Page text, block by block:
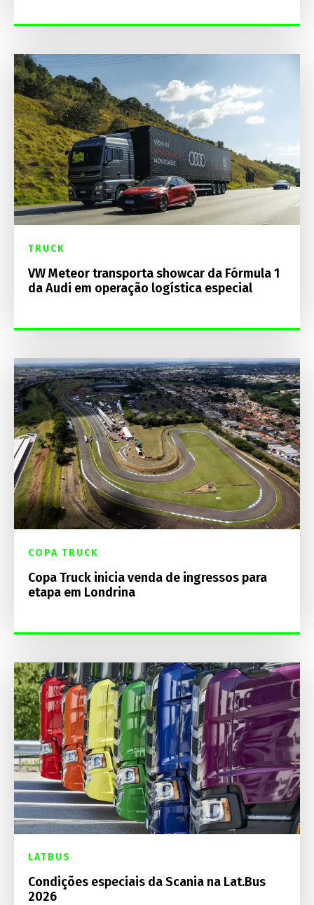
TRUCK
VW Meteor transporta showcar da Fórmula 1
da Audi em operação logística especial
COPA TRUCK
Copa Truck inicia venda de ingressos para
etapa em Londrina
LATBUS
Condições especiais da Scania na Lat.Bus
2026